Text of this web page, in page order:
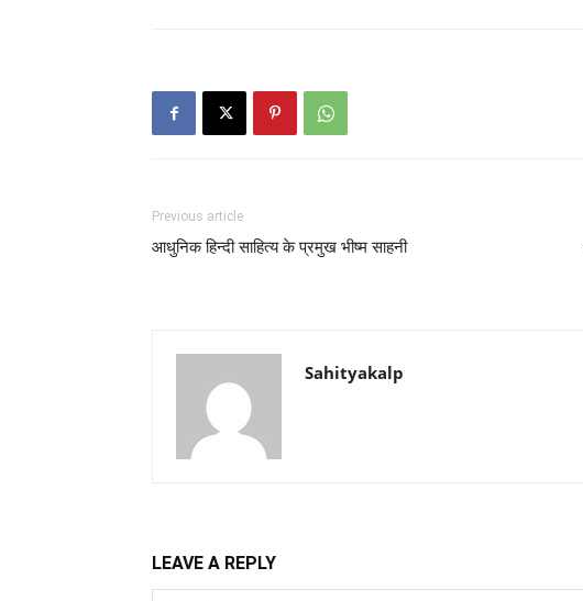
Previous article
आधुनिक हिन्दी साहित्य के प्रमुख भीष्म साहनी
Sahityakalp
LEAVE A REPLY